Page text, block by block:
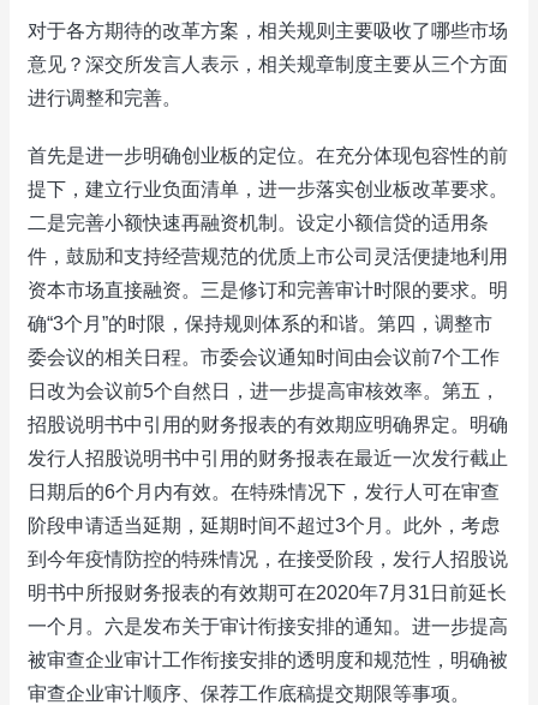
对于各方期待的改革方案，相关规则主要吸收了哪些市场
意见？深交所发言人表示，相关规章制度主要从三个方面
进行调整和完善。
首先是进一步明确创业板的定位。在充分体现包容性的前
提下，建立行业负面清单，进一步落实创业板改革要求。
二是完善小额快速再融资机制。设定小额信贷的适用条
件，鼓励和支持经营规范的优质上市公司灵活便捷地利用
资本市场直接融资。三是修订和完善审计时限的要求。明
确“3个月”的时限，保持规则体系的和谐。第四，调整市
委会议的相关日程。市委会议通知时间由会议前7个工作
日改为会议前5个自然日，进一步提高审核效率。第五，
招股说明书中引用的财务报表的有效期应明确界定。明确
发行人招股说明书中引用的财务报表在最近一次发行截止
日期后的6个月内有效。在特殊情况下，发行人可在审查
阶段申请适当延期，延期时间不超过3个月。此外，考虑
到今年疫情防控的特殊情况，在接受阶段，发行人招股说
明书中所报财务报表的有效期可在2020年7月31日前延长
一个月。六是发布关于审计衔接安排的通知。进一步提高
被审查企业审计工作衔接安排的透明度和规范性，明确被
审查企业审计顺序、保荐工作底稿提交期限等事项。